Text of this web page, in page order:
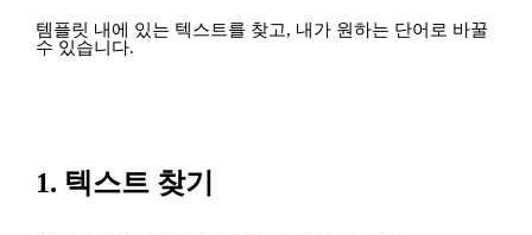
템플릿 내에 있는 텍스트를 찾고, 내가 원하는 단어로 바꿀
수 있습니다.
1. 텍스트 찾기